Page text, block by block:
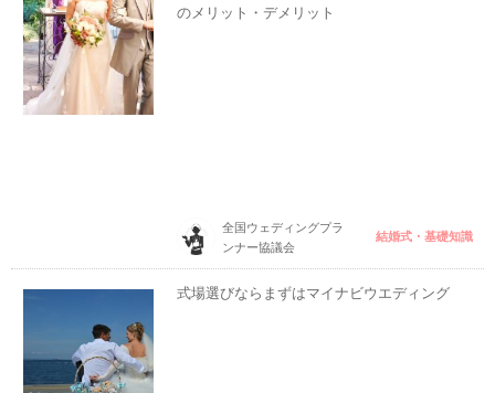
のメリット・デメリット
全国ウェディングプラ
ンナー協議会
結婚式・基礎知識
式場選びならまずはマイナビウエディング